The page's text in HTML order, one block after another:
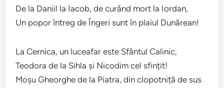
De la Daniil la Iacob, de curând mort la Iordan,
Un popor întreg de Îngeri sunt în plaiul Dunărean!
La Cernica, un luceafar este Sfântul Calinic,
Teodora de la Sihla și Nicodim cel sfințit!
Moșu Gheorghe de la Piatra, din clopotniță de sus